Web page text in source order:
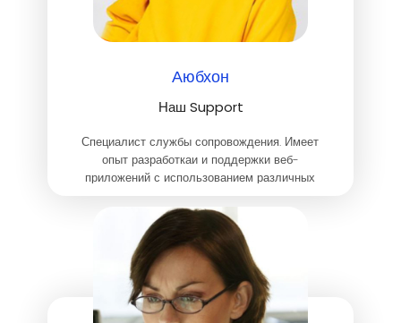
Аюбхон
Наш Support
Специалист службы сопровождения. Имеет
опыт разработкаи и поддержки веб-
приложений с использованием различных
Node.js, C++,SQL , JSON) . Тестировщик
программного обеспечения.